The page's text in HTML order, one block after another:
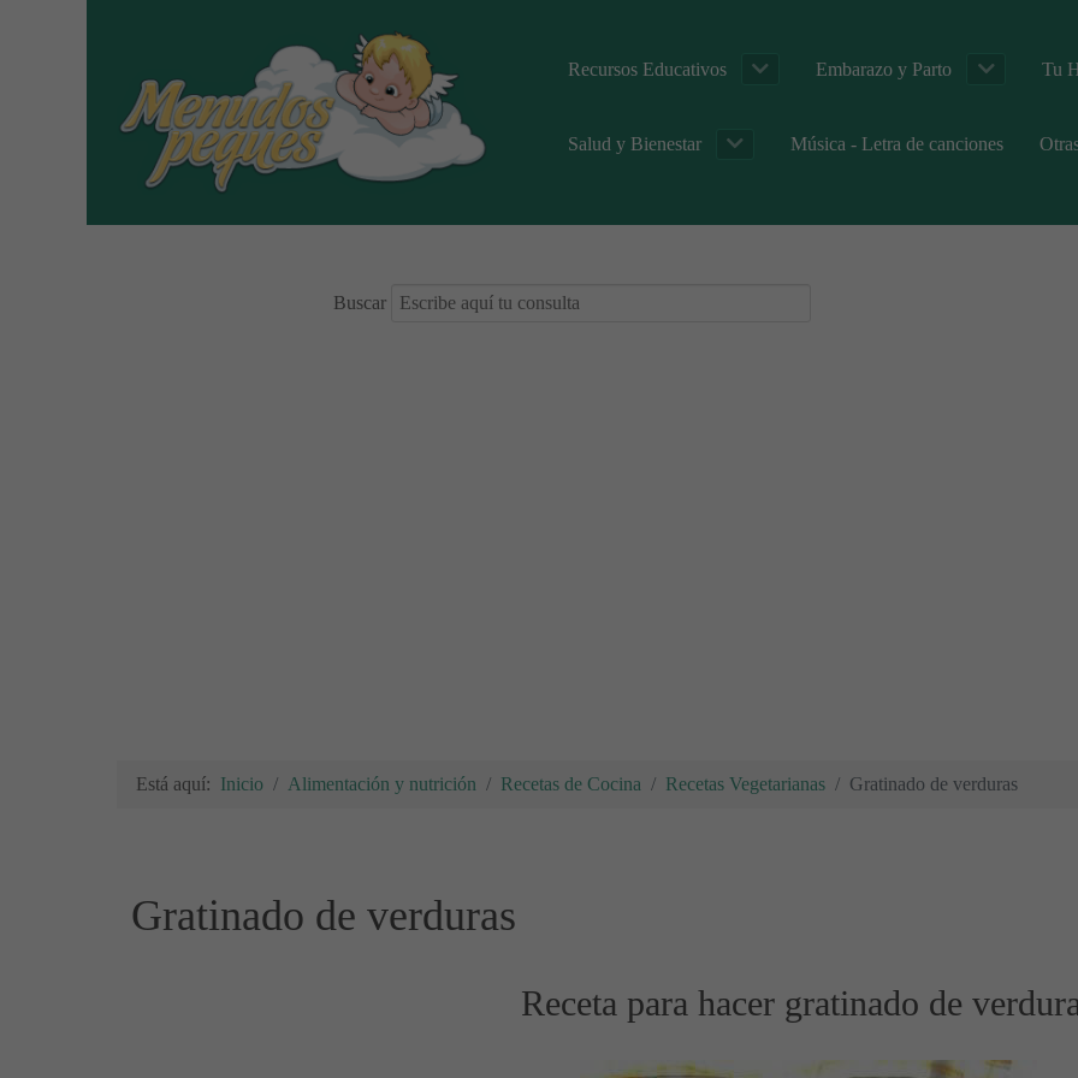
Recursos Educativos Embarazo y Parto Tu
Salud y Bienestar Música - Letra de canciones
Buscar
Está aquí: Inicio Alimentación y nutrición Recetas de Cocina Recetas Vegetarianas Gratinado de verduras
Gratinado de verduras
Receta para hacer gratinado de